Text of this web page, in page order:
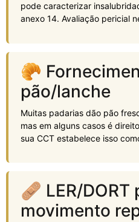
pode caracterizar
anexo 14. Avaliação pericial
🥐
pão/lanche
Muitas padarias dão pão
mas em alguns casos é
sua CCT estabelece isso
🩹 LER/DORT
movimento